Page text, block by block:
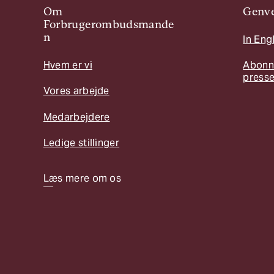
Om
Forbrugerombudsmande
n
Hvem er vi
Vores arbejde
Medarbejdere
Ledige stillinger
Læs mere om os
In